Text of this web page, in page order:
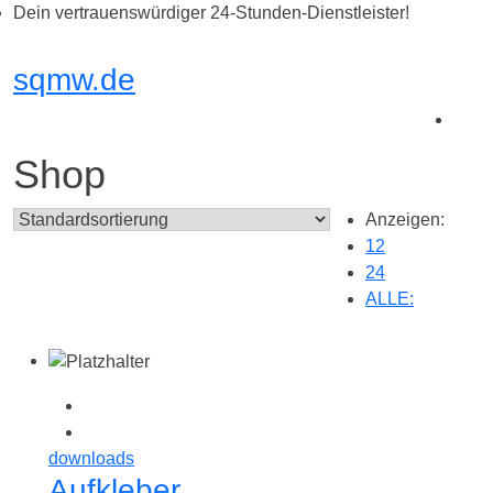
ZumDein vertrauenswürdiger 24-Stunden-Dienstleister!
sqmw.de
Shop
Anzeigen:
12
24
ALLE:
downloads